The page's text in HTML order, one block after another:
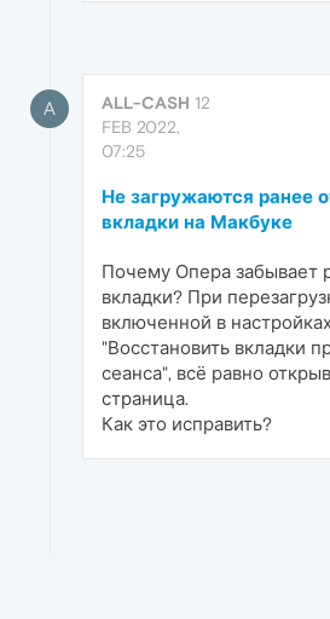
A ALL-CASH 12
FEB 2022,
07:25
Не загружаются ранее
вкладки на Макбуке
Почему Опера забывает
вкладки? При
включенной в
"Восстановить вкладки
сеанса", всё равно
страница.
Как это исправить?